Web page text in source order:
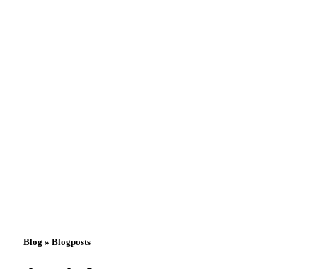
Blog » Blogposts